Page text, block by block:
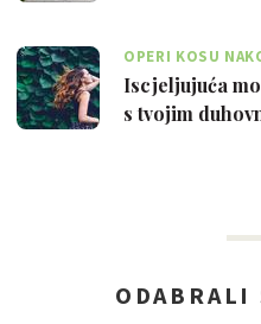
OPERI KOSU
Iscjeljujuća
s tvojim